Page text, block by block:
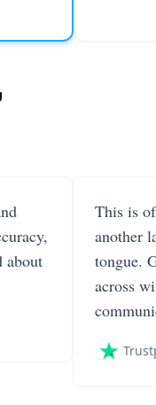
about
This is
another
tongue.
across